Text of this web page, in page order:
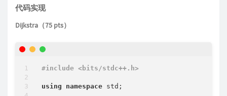
代码实现
Dijkstra（75 pts）
#include <bits/stdc++.h>
using namespace std;